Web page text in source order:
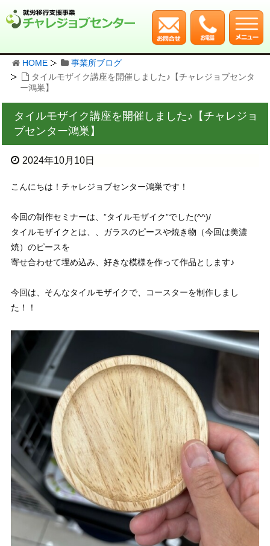
HOME
事業所ブログ
タイルモザイク講座を開催しました♪【チャレジョブセンタ
ー鴻巣】
タイルモザイク講座を開催しました♪【チャレジョ
ブセンター鴻巣】
2024年10月10日
こんにちは！チャレジョブセンター鴻巣です！
今回の制作セミナーは、”タイルモザイク”でした(^^)/
タイルモザイクとは、、ガラスのピースや焼き物（今回は美濃
焼）のピースを
寄せ合わせて埋め込み、好きな模様を作って作品とします♪
今回は、そんなタイルモザイクで、コースターを制作しまし
た！！